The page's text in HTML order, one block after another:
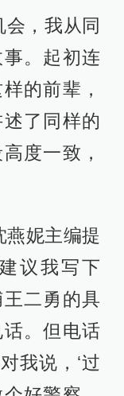
会，我从同
。起初连
的前辈，
了同样的
度一致，
燕妮主编提
议我写下
二勇的具
。但电话
我说，‘过